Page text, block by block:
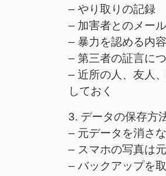
– やり取りの記録
– 加害者とのメー
– 暴力を認める内
– 第三者の証言に
– 近所の人、友人
しておく
3. データの保存方
– 元データを消さ
– スマホの写真は
– バックアップを